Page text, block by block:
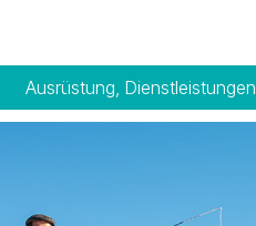
Ausrüstung, Dienstleistungen